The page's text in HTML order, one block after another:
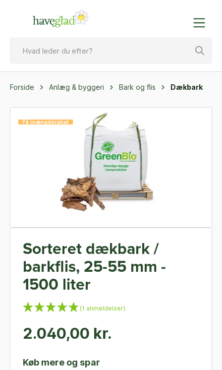
Forside Anlæg & byggeri Bark og flis Dækbark
Få mængderabat
Sorteret dækbark /
barkflis, 25-55 mm -
1500 liter
(1 anmeldelser)
2.040,00 kr.
Køb mere og spar